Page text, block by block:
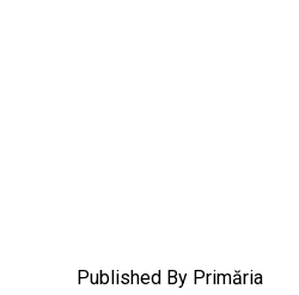
Published By Primăria